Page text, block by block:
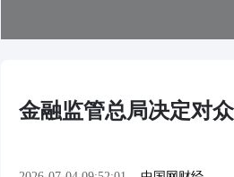
金融监管总局决定对